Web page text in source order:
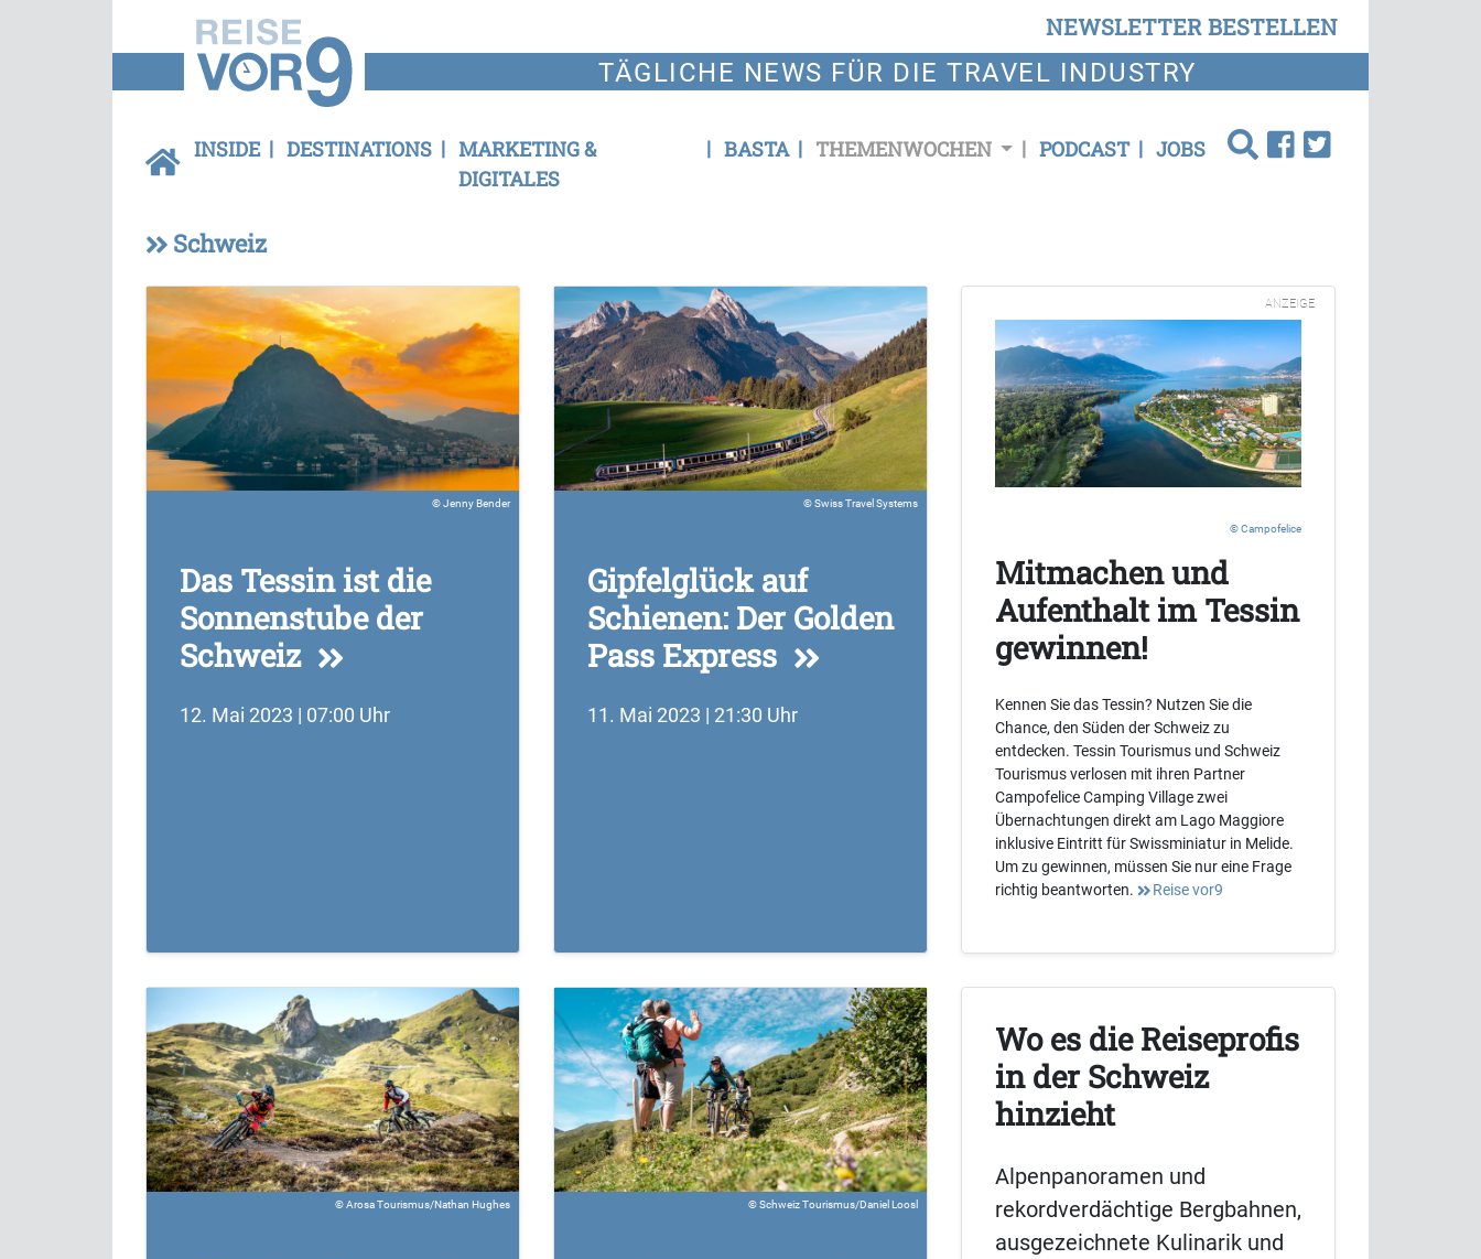
NEWSLETTER BESTELLEN
TÄGLICHE NEWS FÜR DIE TRAVEL INDUSTRY
INSIDE DESTINATIONS
MARKETING &
DIGITALES
BASTA THEMENWOCHEN PODCAST JOBS
Schweiz
Jenny Bender
Das Tessin ist die
Sonnenstube der
Schweiz
12. Mai 2023 | 07:00 Uhr
Swiss Travel Systems
Gipfelglück auf
Schienen: Der Golden
Pass Express
11. Mai 2023 | 21:30 Uhr
ANZEIGE
Campofelice
Mitmachen und
Aufenthalt im Tessin
gewinnen!
Kennen Sie das Tessin? Nutzen Sie die
Chance, den Süden der Schweiz zu
entdecken. Tessin Tourismus und Schweiz
Tourismus verlosen mit ihren Partner
Campofelice Camping Village zwei
Übernachtungen direkt am Lago Maggiore
inklusive Eintritt für Swissminiatur in Melide.
Um zu gewinnen, müssen Sie nur eine Frage
richtig beantworten.
Reise vor9
Arosa Tourismus/Nathan Hughes Schweiz Tourismus/Daniel Loosl
Wo es die Reiseprofis
in der Schweiz
hinzieht
Alpenpanoramen und
rekordverdächtige Bergbahnen,
ausgezeichnete Kulinarik und